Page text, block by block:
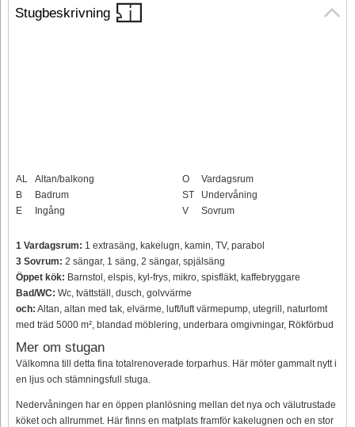
Stugbeskrivning
AL
Altan/balkong
B
Badrum
E
Ingång
O
Vardagsrum
ST
Undervåning
V
Sovrum
1 Vardagsrum: 1 extrasäng, kakelugn, kamin, TV, parabol
3 Sovrum: 2 sängar, 1 säng, 2 sängar, spjälsäng
Öppet kök: Barnstol, elspis, kyl-frys, mikro, spisfläkt, kaffebryggare
Bad/WC: Wc, tvättställ, dusch, golvvärme
och: Altan, altan med tak, elvärme, luft/luft värmepump, utegrill, naturtomt
med träd 5000 m², blandad möblering, underbara omgivningar, Rökförbud
Mer om stugan
Välkomna till detta fina totalrenoverade torparhus. Här möter gammalt nytt i
en ljus och stämningsfull stuga.
Nedervåningen har en öppen planlösning mellan det nya och välutrustade
köket och allrummet. Här finns en matplats framför kakelugnen och en stor